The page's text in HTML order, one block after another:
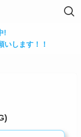
!
します！！